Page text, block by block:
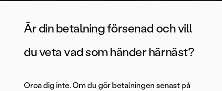
Är din betalning försenad och vill
du veta vad som händer härnäst?
Oroa dig inte. Om du gör betalningen senast på